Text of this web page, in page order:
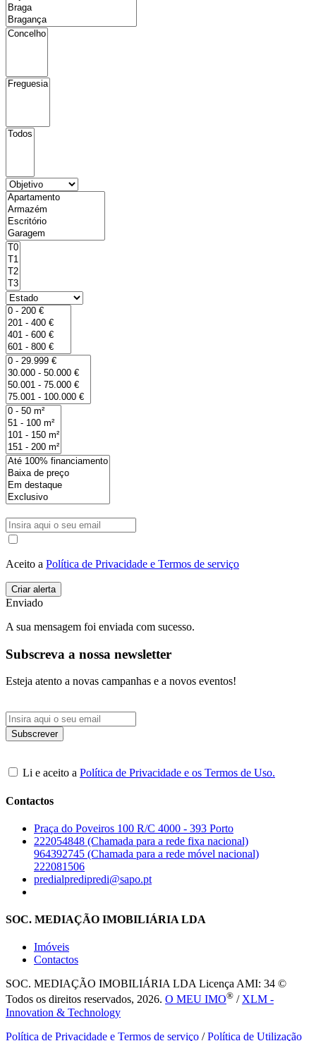
Aceito a Política de Privacidade e Termos de serviço
Enviado
A sua mensagem foi enviada com sucesso.
Subscreva a nossa newsletter
Esteja atento a novas campanhas e a novos eventos!
Li e aceito a Política de Privacidade e os Termos de Uso.
Contactos
Praça do Poveiros 100 R/C 4000 - 393 Porto
222054848 (Chamada para a rede fixa nacional)
964392745 (Chamada para a rede móvel nacional)
222081506
predialpredipredi@sapo.pt
SOC. MEDIAÇÃO IMOBILIÁRIA LDA
Imóveis
Contactos
SOC. MEDIAÇÃO IMOBILIÁRIA LDA Licença AMI: 34 ©
Todos os direitos reservados, 2026. O MEU IMO® /XLM -
Innovation & Technology
Política de Privacidade e Termos de serviço /Política de Utilização